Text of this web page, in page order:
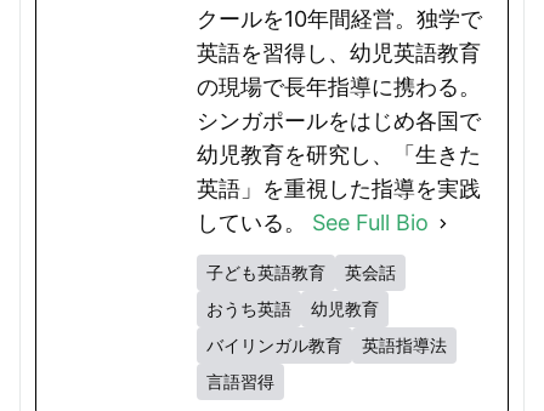
クールを10年間経営。独学で
英語を習得し、幼児英語教育
の現場で長年指導に携わる。
シンガポールをはじめ各国で
幼児教育を研究し、「生きた
英語」を重視した指導を実践
している。 See Full Bio
子ども英語教育
英会話
おうち英語
幼児教育
バイリンガル教育
英語指導法
言語習得